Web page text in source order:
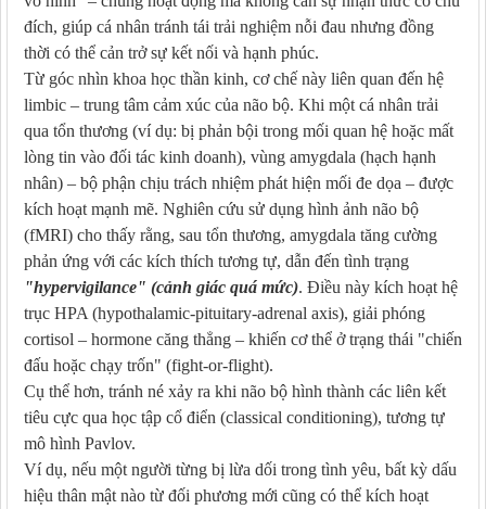
đích, giúp cá nhân tránh tái trải nghiệm nỗi đau nhưng đồng
thời có thể cản trở sự kết nối và hạnh phúc.
Từ góc nhìn khoa học thần kinh, cơ chế này liên quan đến hệ
limbic – trung tâm cảm xúc của não bộ. Khi một cá nhân trải
qua tổn thương (ví dụ: bị phản bội trong mối quan hệ hoặc mất
lòng tin vào đối tác kinh doanh), vùng amygdala (hạch hạnh
nhân) – bộ phận chịu trách nhiệm phát hiện mối đe dọa – được
kích hoạt mạnh mẽ. Nghiên cứu sử dụng hình ảnh não bộ
(fMRI) cho thấy rằng, sau tổn thương, amygdala tăng cường
phản ứng với các kích thích tương tự, dẫn đến tình trạng
"hypervigilance" (cảnh giác quá mức). Điều này kích hoạt hệ
trục HPA (hypothalamic-pituitary-adrenal axis), giải phóng
cortisol – hormone căng thẳng – khiến cơ thể ở trạng thái "chiến
đấu hoặc chạy trốn" (fight-or-flight).
Cụ thể hơn, tránh né xảy ra khi não bộ hình thành các liên kết
tiêu cực qua học tập cổ điển (classical conditioning), tương tự
mô hình Pavlov.
Ví dụ, nếu một người từng bị lừa dối trong tình yêu, bất kỳ dấu
hiệu thân mật nào từ đối phương mới cũng có thể kích hoạt